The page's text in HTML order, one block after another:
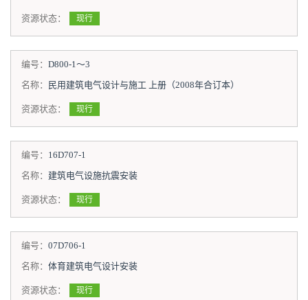
资源状态： 现行
编号： D800-1～3
名称：
民用建筑电气设计与施工 上册（2008年合订本）
资源状态： 现行
编号： 16D707-1
名称： 建筑电气设施抗震安装
资源状态： 现行
编号： 07D706-1
名称： 体育建筑电气设计安装
资源状态： 现行